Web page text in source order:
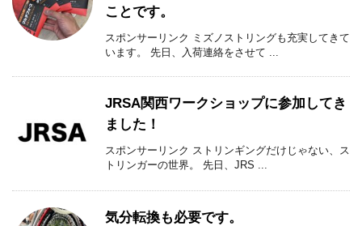
ことです。
スポンサーリンク ミズノストリングも充実してきて
います。 先日、入荷連絡をさせて ...
JRSA関西ワークショップに参加してき
ました！
スポンサーリンク ストリンギングだけじゃない、ス
トリンガーの世界。 先日、JRS ...
気分転換も必要です。